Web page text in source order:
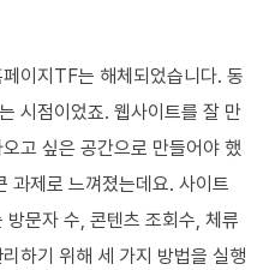
이지TF는 해체되었습니다. 동
시점이었죠. 웹사이트를 잘 만
고 싶은 공간으로 만들어야 했
과제로 느껴졌는데요. 사이트
문자 수, 콘텐츠 조회수, 체류
하기 위해 세 가지 방법을 실행